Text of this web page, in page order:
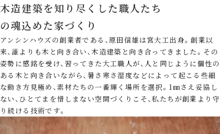
木造建築を知り尽くした職人たち
の魂込めた家づくり
アンシンハウズの創業者である、原田信雄は宮大工出身。創業以
来、誰よりも木と向き合い、木造建築と向き合ってきました。その
姿勢に感銘を受け、習ってきた大工職人が、人と同じように個性の
ある木と向き合いながら、暑さ寒さ湿度などによって起こる些細
な動き方見極め、素材たちの一番輝く場所を選択。1㎜さえ妥協し
ない、ひとてまを惜しまない空間づくりこそ、私たちが創業より守
り続ける技術です。